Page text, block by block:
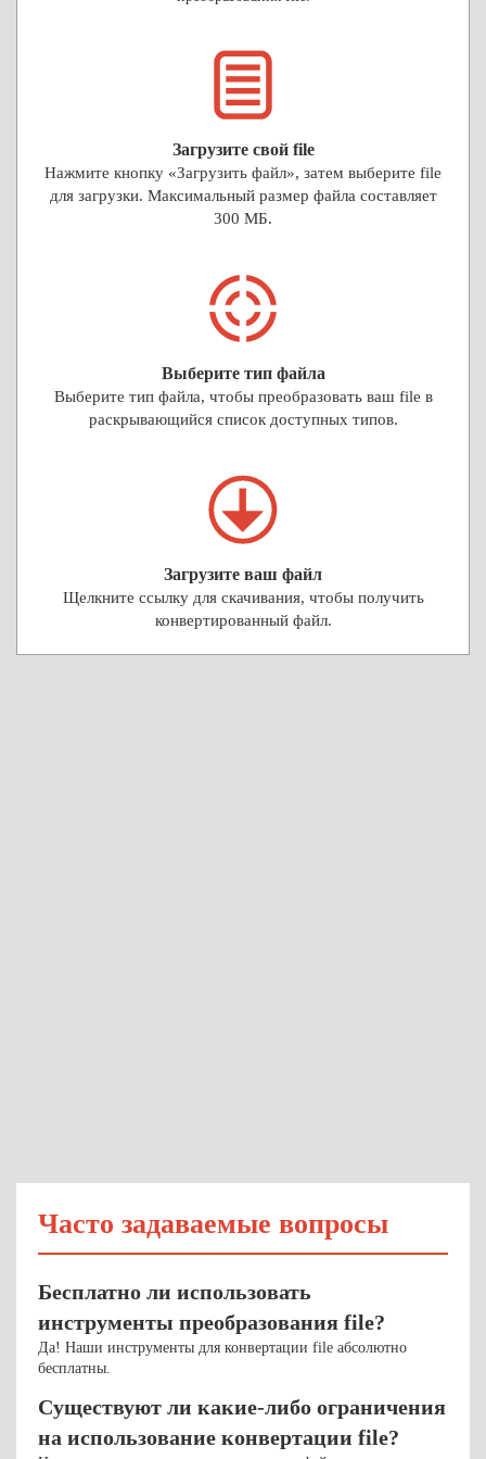
Загрузите свой file
Нажмите кнопку «Загрузить файл», затем выберите file
для загрузки. Максимальный размер файла составляет
300 МБ.
Выберите тип файла
Выберите тип файла, чтобы преобразовать ваш file в
раскрывающийся список доступных типов.
Загрузите ваш файл
Щелкните ссылку для скачивания, чтобы получить
конвертированный файл.
Часто задаваемые вопросы
Бесплатно ли использовать
инструменты преобразования file?
Да! Наши инструменты для конвертации file абсолютно
бесплатны.
Существуют ли какие-либо ограничения
на использование конвертации file?